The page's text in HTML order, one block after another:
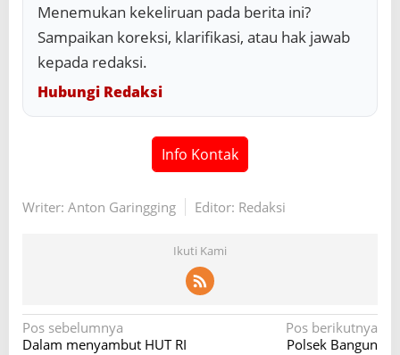
Menemukan kekeliruan pada berita ini?
Sampaikan koreksi, klarifikasi, atau hak jawab
kepada redaksi.
Hubungi Redaksi
Info Kontak
Writer: Anton Garingging Editor: Redaksi
Ikuti Kami
N
Pos sebelumnya
Dalam menyambut HUT RI
Pos berikutnya
Polsek Bangun